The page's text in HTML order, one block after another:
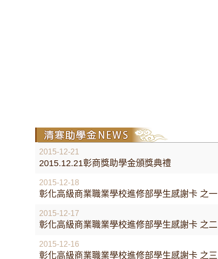
NEWS
2015-12-21
2015.12.21彰商獎助學金頒獎典禮
2015-12-18
彰化高級商業職業學校進修部學生感謝卡 之一
2015-12-17
彰化高級商業職業學校進修部學生感謝卡 之二
2015-12-16
彰化高級商業職業學校進修部學生感謝卡 之三